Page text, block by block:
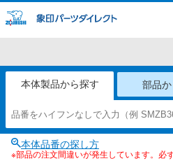
本体製品から探す 部品
本体品番の探し方
※部品の注文間違いが発生しています。必